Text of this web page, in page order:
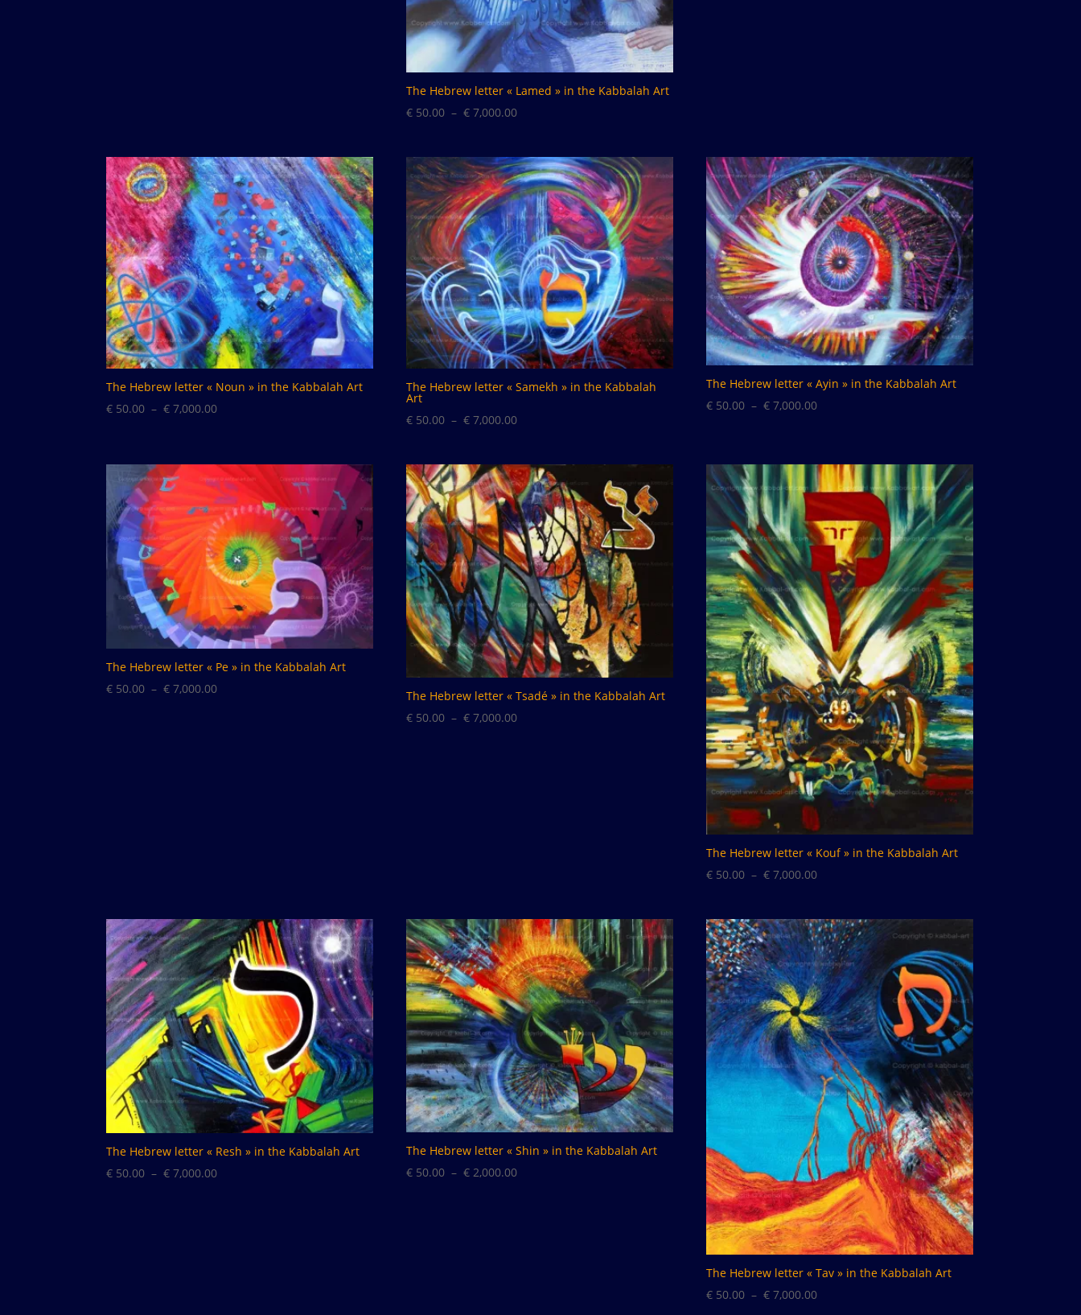
The Hebrew letter « Lamed » in the Kabbalah Art
€ 50.00 – € 7,000.00Plage
prix :
€ 50.00
à
€ 7,000.00
The Hebrew letter « Noun » in the Kabbalah Art
€ 50.00 – € 7,000.00Plage
€ 50.00
à
€ 7,000.00
The Hebrew letter « Samekh » in the Kabbalah
Art
€ 50.00 – € 7,000.00Plage
prix :
€ 50.00
à
€ 7,000.00
The Hebrew letter « Ayin » in the Kabbalah Art
€ 50.00 – € 7,000.00Plage
€ 50.00
à
€ 7,000.00
The Hebrew letter « Pe » in the Kabbalah Art
€ 50.00 – € 7,000.00Plage
The Hebrew letter « Tsadé » in the Kabbalah Art
€ 50.00 – € 7,000.00Plage
The Hebrew letter « Kouf » in the Kabbalah Art
€ 50.00 – € 7,000.00Plage
€ 50.00
à
€ 7,000.00
The Hebrew letter « Resh » in the Kabbalah Art
€ 50.00 – € 7,000.00Plage
The Hebrew letter « Shin » in the Kabbalah Art
€ 50.00 – € 2,000.00Plage
The Hebrew letter « Tav » in the Kabbalah Art
€ 50.00 – € 7,000.00Plage